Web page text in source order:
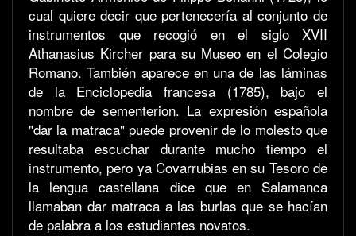
cual quiere decir que pertenecería al conjunto de
instrumentos que recogió en el siglo XVII
Athanasius Kircher para su Museo en el Colegio
Romano. También aparece en una de las láminas
de la Enciclopedia francesa (1785), bajo el
nombre de sementerion. La expresión española
"dar la matraca" puede provenir de lo molesto que
resultaba escuchar durante mucho tiempo el
instrumento, pero ya Covarrubias en su Tesoro de
la lengua castellana dice que en Salamanca
llamaban dar matraca a las burlas que se hacían
de palabra a los estudiantes novatos.